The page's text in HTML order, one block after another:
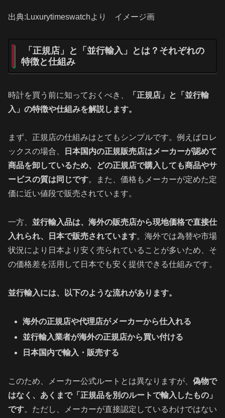
出典:Luxurytimeswatchより イメージ画
「正規店」と「並行輸入」とは？それぞれの
特徴と仕組み
時計を買う前に知っておくべき、
「正規店」と「並行輸
入」の特徴や仕組みを解説します。
まず、正規店の仕組みはとてもシンプルです。例えばロレ
ックスの場合、
日本国内の正規販売店はメーカーが認めて
商品を卸しているため、どの正規店で購入しても商品やサ
ービスの質は同じです。また、価格もメーカーが定めた定
価に近い値段で販売されています。
一方、 並行輸入品は、海外の販売店から現地価格で直接仕
入れられ、日本で販売されています。海外では為替や市場
状況により日本より安く売られていることが多いため、そ
の価格差を活用して日本でも安く提供できる仕組みです。
並行輸入には、以下のような流れがあります。
海外の正規店や代理店がメーカーから仕入れる
並行輸入業者が海外の正規店から買い付ける
日本国内で輸入・販売する
このため、メーカー公式ルートとは異なりますが、 偽物で
はなく、あくまで「正規品を別のルートで輸入したもの」
です。ただし、メーカーが直接認定しているわけではない